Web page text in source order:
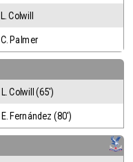
L. Colwill
C. Palmer
L. Colwill (65')
E. Fernández (80')